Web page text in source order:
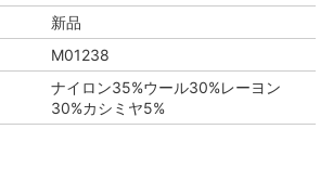
新品
M01238
ナイロン35%ウール30%レーヨン
30%カシミヤ5%